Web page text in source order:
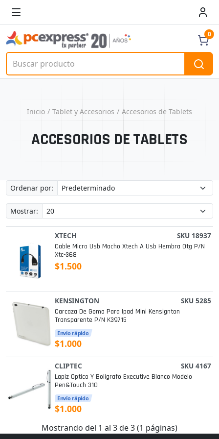
0
Inicio Tablet y Accesorios Accesorios de Tablets
ACCESORIOS DE TABLETS
Ordenar por:
Mostrar:
XTECH SKU 18937
Cable Micro Usb Macho Xtech A Usb Hembra Otg P/n
Xtc-368
$1.500
KENSINGTON SKU 5285
Carcaza De Goma Para Ipad Mini Kensignton
Transparente P/n K39715
Envío rápido
$1.000
CLIPTEC SKU 4167
Lapiz Optico Y Boligrafo Executive Blanco Modelo
Pen&touch 310
Envío rápido
$1.000
Mostrando del 1 al 3 de 3 (1 páginas)